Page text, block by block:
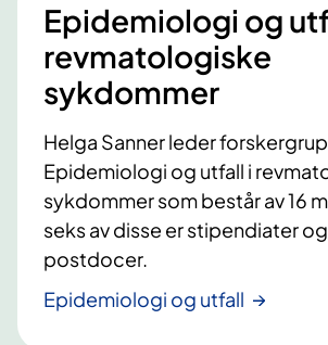
Epidemiologi og
revmatologiske
sykdommer
Helga Sanner leder
Epidemiologi og utfall i
sykdommer som består av 16
seks av disse er stipendiater
postdocer.
Epidemiologi og utfall